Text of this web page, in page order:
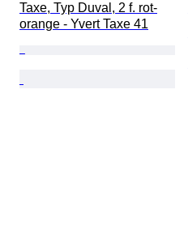
Taxe, Typ Duval, 2 f. rot-
orange - Yvert Taxe 41